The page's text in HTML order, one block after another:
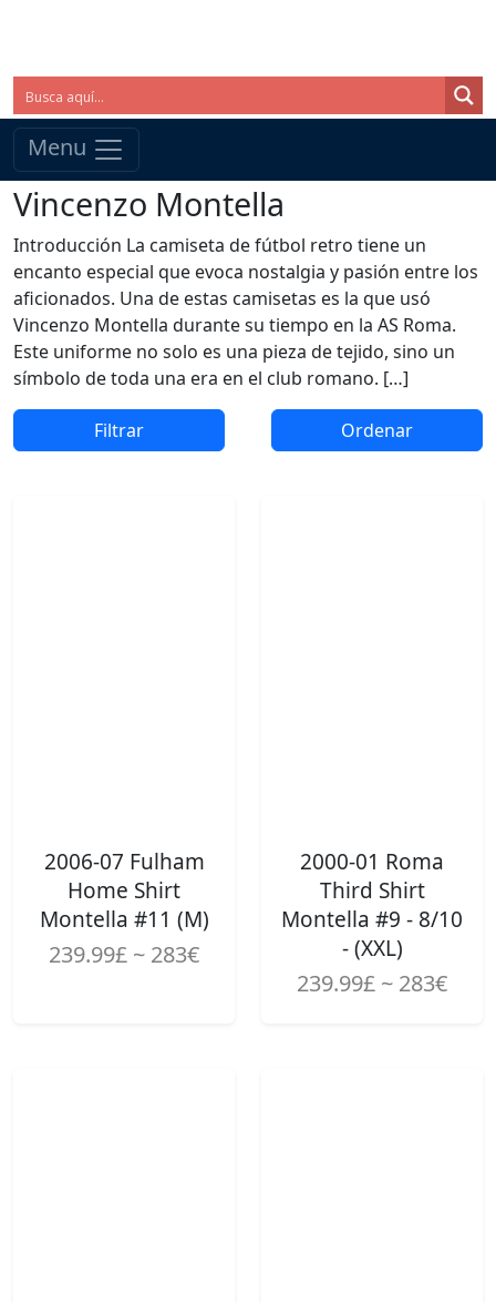
Menu
Vincenzo Montella
Introducción La camiseta de fútbol retro tiene un
encanto especial que evoca nostalgia y pasión entre los
aficionados. Una de estas camisetas es la que usó
Vincenzo Montella durante su tiempo en la AS Roma.
Este uniforme no solo es una pieza de tejido, sino un
símbolo de toda una era en el club romano. […]
Filtrar Ordenar
2006-07 Fulham
Home Shirt
Montella #11 (M)
239.99£ ~ 283€
2000-01 Roma
Third Shirt
Montella #9 - 8/10
- (XXL)
239.99£ ~ 283€